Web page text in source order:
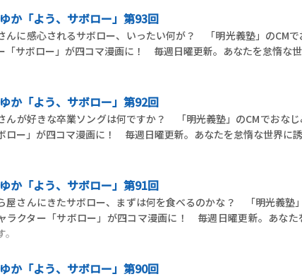
か「よう、サボロー」第93回
んに感心されるサボロー、いったい何が？ 「明光義塾」のCMで
「サボロー」が四コマ漫画に！ 毎週日曜更新。あなたを怠惰な世
か「よう、サボロー」第92回
んが好きな卒業ソングは何ですか？ 「明光義塾」のCMでおなじ
ロー」が四コマ漫画に！ 毎週日曜更新。あなたを怠惰な世界に誘
か「よう、サボロー」第91回
屋さんにきたサボロー、まずは何を食べるのかな？ 「明光義塾
ラクター「サボロー」が四コマ漫画に！ 毎週日曜更新。あなた
か「よう、サボロー」第90回